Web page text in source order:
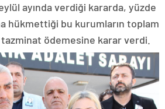
ayında verdiği kararda, yüzde
hükmettiği bu kurumların toplam
ödemesine karar verdi.